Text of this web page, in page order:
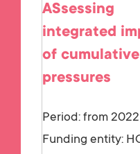
ASsessing
integrated
of cumulative
pressures
Period: from
Funding entity: